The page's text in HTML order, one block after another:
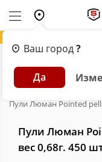
Ваш город?
Да
Главная Каталог
Аксессуары и
Пули Люман Pointed
Пули Люман
вес 0,68г. 450